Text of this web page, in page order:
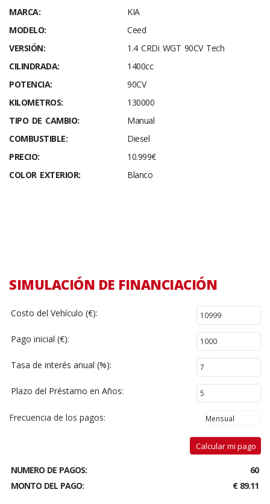
MARCA:
KIA
MODELO:
Ceed
VERSIÓN:
1.4 CRDi WGT 90CV Tech
CILINDRADA:
1400cc
POTENCIA:
90CV
KILOMETROS:
130000
TIPO DE CAMBIO:
Manual
COMBUSTIBLE:
Diesel
PRECIO:
10.999€
COLOR EXTERIOR:
Blanco
SIMULACIÓN DE FINANCIACIÓN
Costo del Vehículo (€):
Pago inicial (€):
Tasa de interés anual (%):
Plazo del Préstamo en Años:
Frecuencia de los pagos:
Calcular mi pago
NUMERO DE PAGOS:
60
MONTO DEL PAGO:
€ 89.11